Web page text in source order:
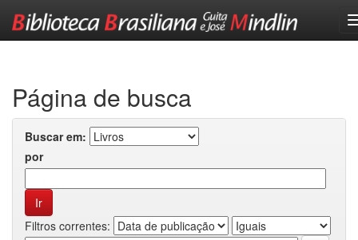
Página de busca
Buscar em:
por
Filtros correntes: